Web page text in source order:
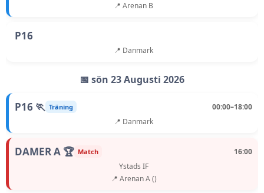
📍 Arenan B
P16
📍 Danmark
📅 sön 23 Augusti 2026
P16 🏃 Träning
00:00–18:00
📍 Danmark
DAMER A 🏆 Match
16:00
Ystads IF
📍 Arenan A ()